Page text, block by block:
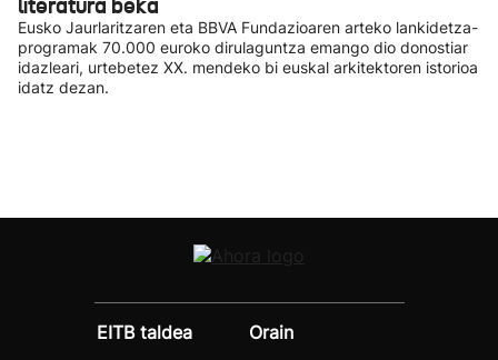
Eusko Jaurlaritzaren eta BBVA Fundazioaren arteko lankidetza-
programak 70.000 euroko dirulaguntza emango dio donostiar
idazleari, urtebetez XX. mendeko bi euskal arkitektoren istorioa
idatz dezan.
EITB taldea
Orain